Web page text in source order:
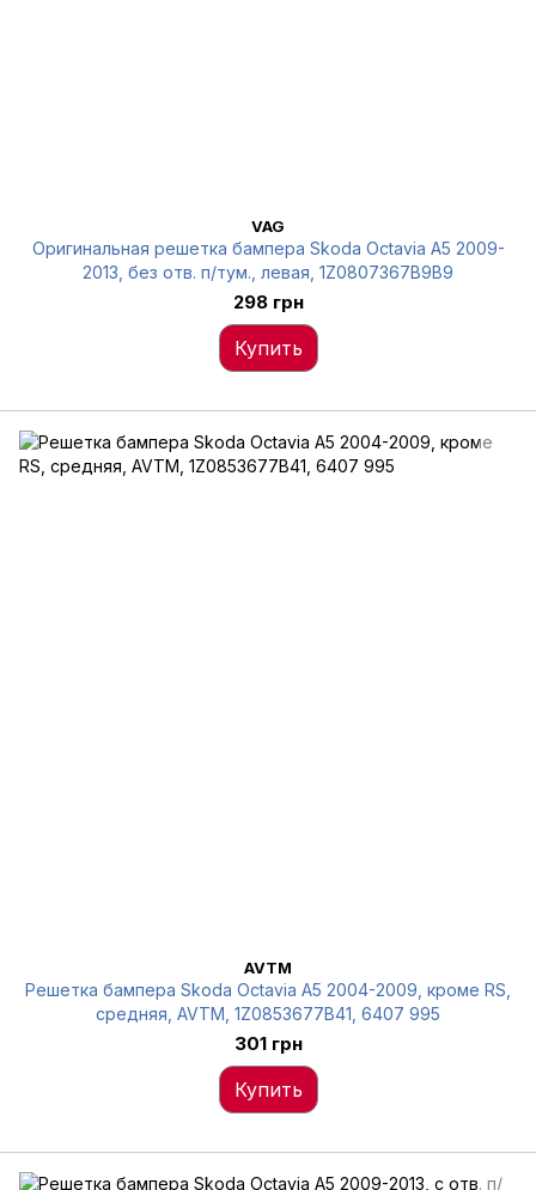
VAG
Оригинальная решетка бампера Skoda Octavia A5 2009-
2013, без отв. п/тум., левая, 1Z0807367B9B9
298 грн
Купить
AVTM
Решетка бампера Skoda Octavia A5 2004-2009, кроме RS,
средняя, AVTM, 1Z0853677B41, 6407 995
301 грн
Купить